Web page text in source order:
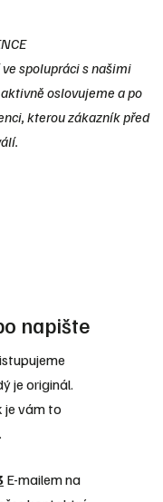
spolupráci s našimi
oslovujeme a po
kterou zákazník před
napište
je originál.
je vám to
E-mailem na